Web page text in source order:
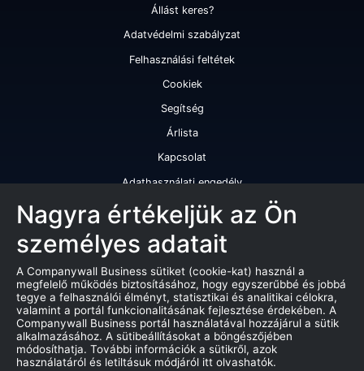
Állást keres?
Adatvédelmi szabályzat
Felhasználási feltétek
Cookiek
Segítség
Árlista
Kapcsolat
Adathasználati engedély
Szolgáltatásaink
Cégminősítés
Cégminősítési riport
Kiváló cégminősítési tanúsítvány
Termékek
Companywall Business - Adattovábbítási szerződés
Nagyra értékeljük az Ön
személyes adatait
A Companywall Business sütiket (cookie-kat) használ a
megfelelő működés biztosításához, hogy egyszerűbbé és jobbá
tegye a felhasználói élményt, statisztikai és analitikai célokra,
valamint a portál funkcionalitásának fejlesztése érdekében. A
Companywall Business portál használatával hozzájárul a sütik
alkalmazásához. A sütibeállításokat a böngészőjében
módosíthatja. További információk a sütikről, azok
használatáról és letiltásuk módjáról itt olvashatók.